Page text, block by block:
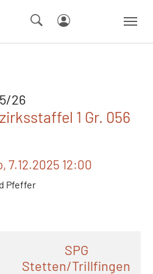
26
1 Gr. 056
7.12.2025 12:00
Pfeffer
SPG
Stetten/Trillfingen